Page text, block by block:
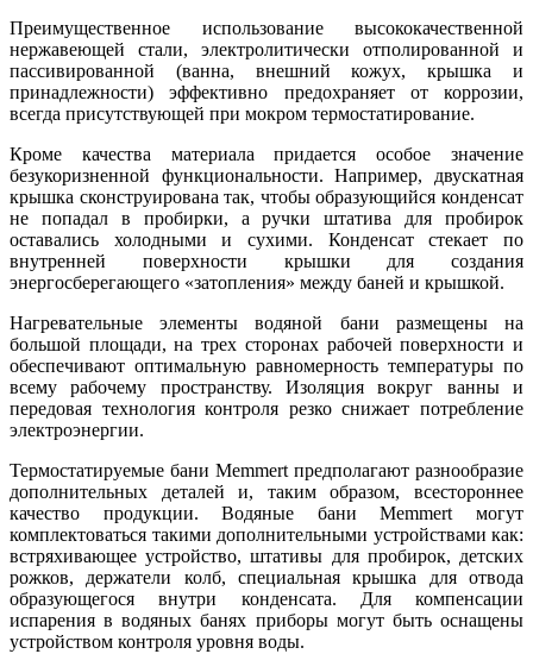
Преимущественное использование высококачественной
нержавеющей стали, электролитически отполированной и
пассивированной (ванна, внешний кожух, крышка и
принадлежности) эффективно предохраняет от коррозии,
всегда присутствующей при мокром термостатирование.
Кроме качества материала придается особое значение
безукоризненной функциональности. Например, двускатная
крышка сконструирована так, чтобы образующийся конденсат
не попадал в пробирки, а ручки штатива для пробирок
оставались холодными и сухими. Конденсат стекает по
внутренней поверхности крышки для создания
энергосберегающего «затопления» между баней и крышкой.
Нагревательные элементы водяной бани размещены на
большой площади, на трех сторонах рабочей поверхности и
обеспечивают оптимальную равномерность температуры по
всему рабочему пространству. Изоляция вокруг ванны и
передовая технология контроля резко снижает потребление
электроэнергии.
Термостатируемые бани Memmert предполагают разнообразие
дополнительных деталей и, таким образом, всестороннее
качество продукции. Водяные бани Memmert могут
комплектоваться такими дополнительными устройствами как:
встряхивающее устройство, штативы для пробирок, детских
рожков, держатели колб, специальная крышка для отвода
образующегося внутри конденсата. Для компенсации
испарения в водяных банях приборы могут быть оснащены
устройством контроля уровня воды.